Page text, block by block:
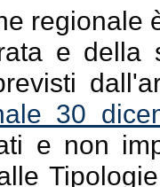
regionale
e
30
e non